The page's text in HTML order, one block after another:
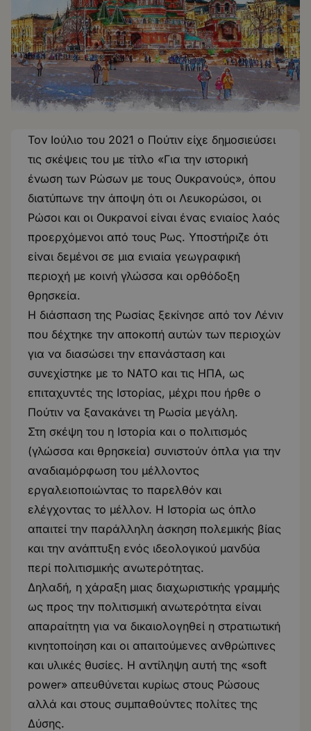
Τον Ιούλιο του 2021 ο Πούτιν είχε δημοσιεύσει
τις σκέψεις του με τίτλο «Για την ιστορική
ένωση των Ρώσων με τους Ουκρανούς», όπου
διατύπωνε την άποψη ότι οι Λευκορώσοι, οι
Ρώσοι και οι Ουκρανοί είναι ένας ενιαίος λαός
προερχόμενοι από τους Ρως. Υποστήριζε ότι
είναι δεμένοι σε μια ενιαία γεωγραφική
περιοχή με κοινή γλώσσα και ορθόδοξη
θρησκεία.
Η διάσπαση της Ρωσίας ξεκίνησε από τον Λένιν
που δέχτηκε την αποκοπή αυτών των περιοχών
για να διασώσει την επανάσταση και
συνεχίστηκε με το ΝΑΤΟ και τις ΗΠΑ, ως
επιταχυντές της Ιστορίας, μέχρι που ήρθε o
Πούτιν να ξανακάνει τη Ρωσία μεγάλη.
Στη σκέψη του η Ιστορία και ο πολιτισμός
(γλώσσα και θρησκεία) συνιστούν όπλα για την
αναδιαμόρφωση του μέλλοντος
εργαλειοποιώντας το παρελθόν και
ελέγχοντας το μέλλον. Η Ιστορία ως όπλο
απαιτεί την παράλληλη άσκηση πολεμικής βίας
και την ανάπτυξη ενός ιδεολογικού μανδύα
περί πολιτισμικής ανωτερότητας.
Δηλαδή, η χάραξη μιας διαχωριστικής γραμμής
ως προς την πολιτισμική ανωτερότητα είναι
απαραίτητη για να δικαιολογηθεί η στρατιωτική
κινητοποίηση και οι απαιτούμενες ανθρώπινες
και υλικές θυσίες. Η αντίληψη αυτή της «soft
power» απευθύνεται κυρίως στους Ρώσους
αλλά και στους συμπαθούντες πολίτες της
Δύσης.